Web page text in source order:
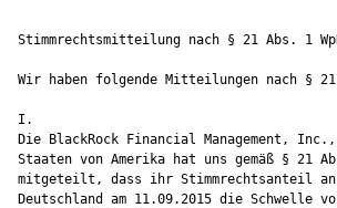
Stimmrechtsmitteilung nach § 21 Abs. 1
Wir haben folgende Mitteilungen nach §
I.
Die BlackRock Financial Management,
Staaten von Amerika hat uns gemäß § 21
mitgeteilt, dass ihr Stimmrechtsanteil an
Deutschland am 11.09.2015 die Schwelle